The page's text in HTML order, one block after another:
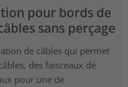
pour bords de
sans perçage
de câbles qui permet
des faisceaux de
pour une de